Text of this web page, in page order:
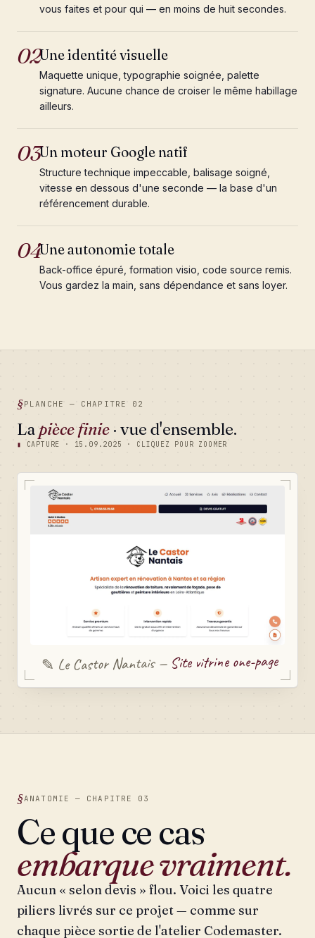
vous faites et pour qui — en moins de huit secondes.
02Une identité visuelle
Maquette unique, typographie soignée, palette
signature. Aucune chance de croiser le même habillage
ailleurs.
03Un moteur Google natif
Structure technique impeccable, balisage soigné,
vitesse en dessous d'une seconde — la base d'un
référencement durable.
04Une autonomie totale
Back-office épuré, formation visio, code source remis.
Vous gardez la main, sans dépendance et sans loyer.
PLANCHE — CHAPITRE 02
La pièce finie · vue d'ensemble.
▮ CAPTURE · 15.09.2025 · CLIQUEZ POUR ZOOMER
✎ Le Castor Nantais — Site vitrine one-page
ANATOMIE — CHAPITRE 03
Ce que ce cas
embarque vraiment.
Aucun « selon devis » flou. Voici les quatre
piliers livrés sur ce projet — comme sur
chaque pièce sortie de l'atelier Codemaster.